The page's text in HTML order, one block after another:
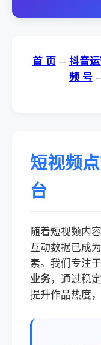
首 页 -- 抖音
频 号
短视频
台
随着短视频内
互动数据已成
素。我们专注
业务，通过稳
提升作品热度